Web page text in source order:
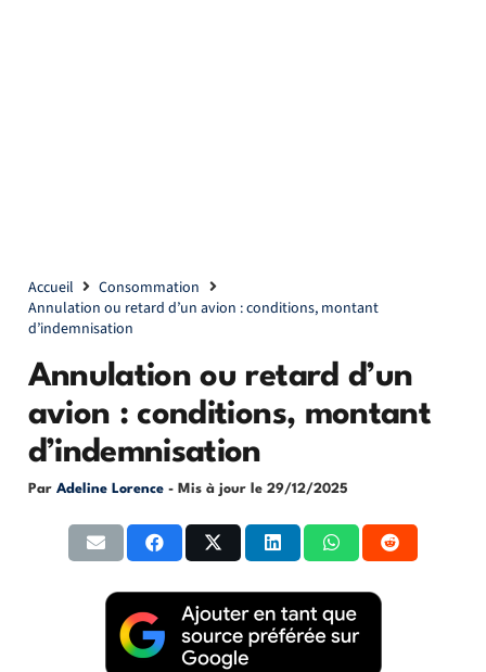
Accueil
Consommation
Annulation ou retard d’un avion : conditions, montant
d’indemnisation
Annulation ou retard d’un
avion : conditions, montant
d’indemnisation
Par Adeline Lorence - Mis à jour le 29/12/2025